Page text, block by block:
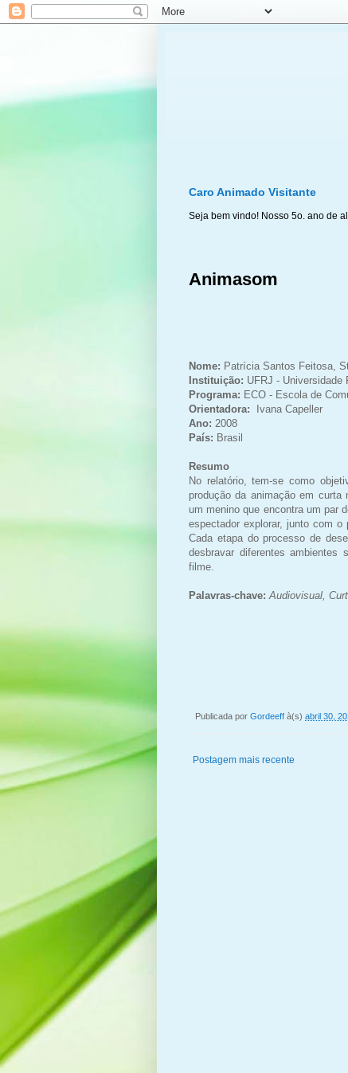
Caro Animado Visitante
Seja bem vindo! Nosso 5o. ano de
Animasom
Nome: Patrícia Santos Feitosa,
Instituição: UFRJ - Universidade
Programa: ECO - Escola de
Orientadora:
Ivana Capeller
Ano: 2008
País: Brasil
Resumo
No relatório, tem-se como
produção da animação em
um menino que encontra um par
espectador explorar, junto com
Cada etapa do processo de
desbravar diferentes ambientes
filme.
Palavras-chave: Audiovisual,
Publicada por Gordeeff à(s) abril 30,
Postagem mais recente